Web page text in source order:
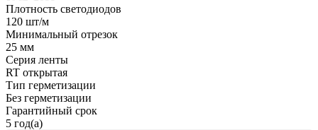
Плотность светодиодов
120 шт/м
Минимальный отрезок
25 мм
Серия ленты
RT открытая
Тип герметизации
Без герметизации
Гарантийный срок
5 год(а)